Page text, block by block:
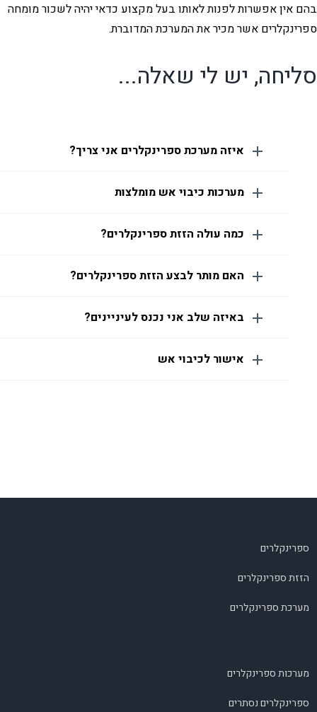
בהם אין אפשרות לפנות לאותו בעל מקצוע כדאי יהיה לשכור מומחה
ספרינקלרים אשר מכיר את המערכת המדוברת.
סליחה, יש לי שאלה...
איזה מערכת ספרינקלרים אני צריך?
מערכות כיבוי אש מומלצות
כמה עולה הזזת ספרינקלרים?
האם מותר לבצע הזזת ספרינקלרים?
באיזה שלב אני נכנס לעיניינים?
אישור לכיבוי אש
ספרינקלרים
הזזת ספרינקלרים
מערכת ספרינקלרים
מערכות ספרינקלרים
ספרינקלרים נסתרים